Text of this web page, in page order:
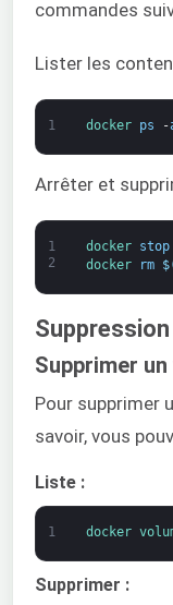
commandes
Lister les
1 docker ps -
Arrêter et
1
2
docker stop
docker
rm $
Supprimer
Pour supprimer
savoir, vous
Liste :
1 docker
Supprimer :